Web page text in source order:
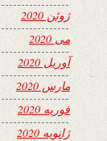
ژوئن 2020
می 2020
آوریل 2020
مارس 2020
فوریه 2020
ژانویه 2020